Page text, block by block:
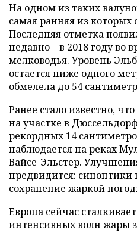
На одном из таких
самая ранняя из которых
Последняя отметка
недавно – в 2018 году во
мелководья. Уровень
остается ниже одного
обмелела до 54
Ранее стало известно,
на участке в
рекордных 14
наблюдается на реках
Вайсе-Эльстер.
предвидится: синоптики
сохранение жаркой
Европа сейчас
интенсивных волн жары